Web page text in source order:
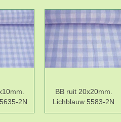
2N
BB ruit 20x20mm.
Lichblauw 5583-2N